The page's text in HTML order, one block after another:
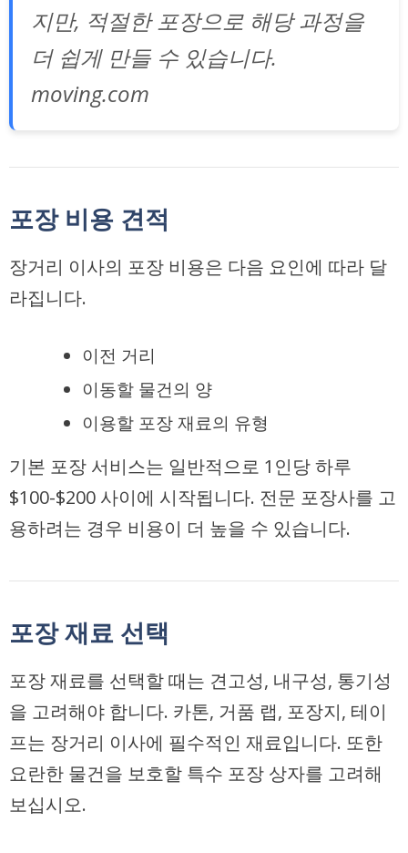
지만, 적절한 포장으로 해당 과정을
더 쉽게 만들 수 있습니다.
moving.com
포장 비용 견적
장거리 이사의 포장 비용은 다음 요인에 따라 달
라집니다.
이전 거리
이동할 물건의 양
이용할 포장 재료의 유형
기본 포장 서비스는 일반적으로 1인당 하루
$100-$200 사이에 시작됩니다. 전문 포장사를 고
용하려는 경우 비용이 더 높을 수 있습니다.
포장 재료 선택
포장 재료를 선택할 때는 견고성, 내구성, 통기성
을 고려해야 합니다. 카톤, 거품 랩, 포장지, 테이
프는 장거리 이사에 필수적인 재료입니다. 또한
요란한 물건을 보호할 특수 포장 상자를 고려해
보십시오.